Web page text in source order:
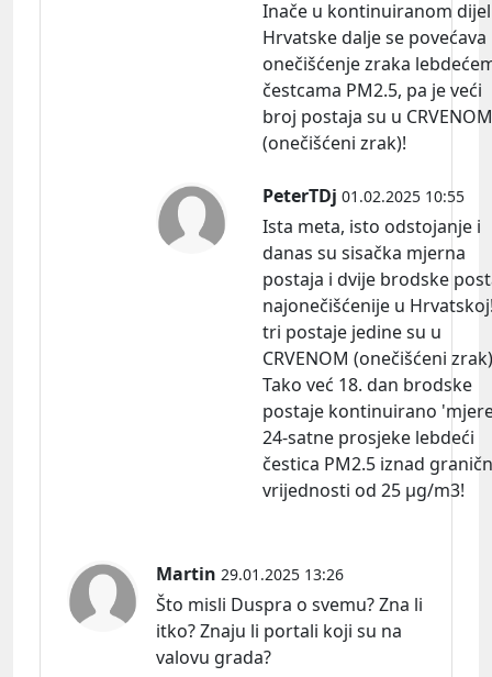
Inače u kontinuiranom
Hrvatske dalje se povećava
onečišćenje zraka
čestcama PM2.5, pa je veći
broj postaja su u CRVENOM
(onečišćeni zrak)!
PeterTDj 01.02.2025 10:55
Ista meta, isto odstojanje i
danas su sisačka mjerna
postaja i dvije brodske
najonečišćenije u
tri postaje jedine su u
CRVENOM (onečišćeni
Tako već 18. dan brodske
postaje kontinuirano
24-satne prosjeke lebdeći
čestica PM2.5 iznad
vrijednosti od 25 µg/m3!
Martin 29.01.2025 13:26
Što misli Duspra o svemu? Zna li
itko? Znaju li portali koji su na
valovu grada?